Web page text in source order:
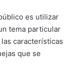
es utilizar
tema particular
características
que se